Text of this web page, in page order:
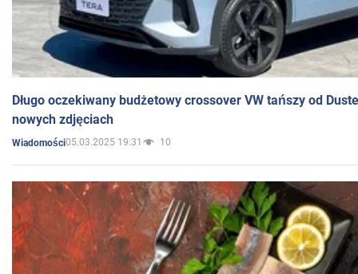
Długo oczekiwany budżetowy crossover VW tańszy od
nowych zdjęciach
Wiadomości05.03.2025 19:31 10